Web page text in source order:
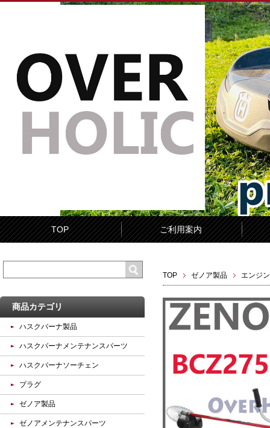
TOP ご利用案内
TOP ゼノア製品 エンジ
商品カテゴリ
ハスクバーナ製品
ハスクバーナメンテナンスパーツ
ハスクバーナソーチェン
プラグ
ゼノア製品
ゼノアメンテナンスパーツ